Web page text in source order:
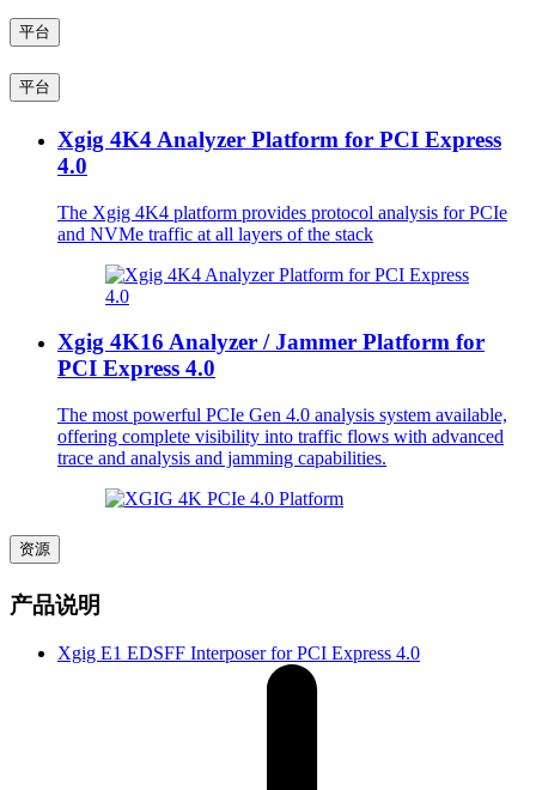
平台
平台
Xgig 4K4 Analyzer Platform for PCI Express
4.0
The Xgig 4K4 platform provides protocol analysis for PCIe
and NVMe traffic at all layers of the stack
Xgig 4K16 Analyzer / Jammer Platform for
PCI Express 4.0
The most powerful PCIe Gen 4.0 analysis system available,
offering complete visibility into traffic flows with advanced
trace and analysis and jamming capabilities.
资源
产品说明
Xgig E1 EDSFF Interposer for PCI Express 4.0